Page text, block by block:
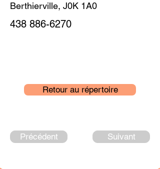
Berthierville, J0K 1A0
438 886-6270
Retour au répertoire
Précédent Suivant